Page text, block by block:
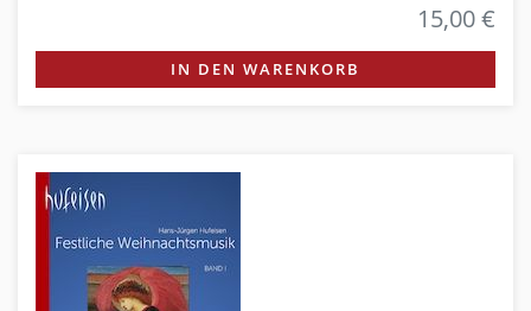
15,00 €
IN DEN WARENKORB